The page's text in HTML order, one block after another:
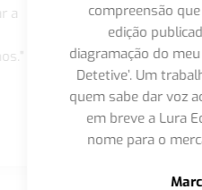
teve em cada
a capa e a
de estreia ‘Martyn, o
de qualidade feito por
Não duvido que
será um grande
editorial do Brasil."